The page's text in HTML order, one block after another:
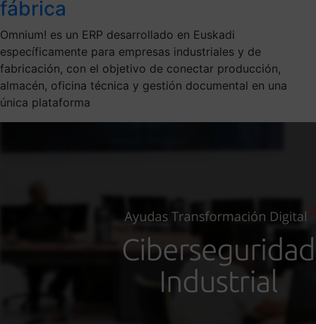
fábrica
Omnium! es un ERP desarrollado en Euskadi
específicamente para empresas industriales y de
fabricación, con el objetivo de conectar producción,
almacén, oficina técnica y gestión documental en una
única plataforma